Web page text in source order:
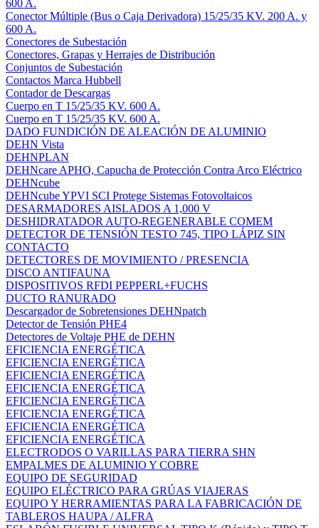
600 A.
Conector Múltiple (Bus o Caja Derivadora) 15/25/35 KV. 200 A. y
600 A.
Conectores de Subestación
Conectores, Grapas y Herrajes de Distribución
Conjuntos de Subestación
Contactos Marca Hubbell
Contador de Descargas
Cuerpo en T 15/25/35 KV. 600 A.
Cuerpo en T 15/25/35 KV. 600 A.
DADO FUNDICIÓN DE ALEACIÓN DE ALUMINIO
DEHN Vista
DEHNPLAN
DEHNcare APHO, Capucha de Protección Contra Arco Eléctrico
DEHNcube
DEHNcube YPVI SCI Protege Sistemas Fotovoltaicos
DESARMADORES AISLADOS A 1,000 V
DESHIDRATADOR AUTO-REGENERABLE COMEM
DETECTOR DE TENSIÓN TESTO 745, TIPO LÁPIZ SIN
CONTACTO
DETECTORES DE MOVIMIENTO / PRESENCIA
DISCO ANTIFAUNA
DISPOSITIVOS RFDI PEPPERL+FUCHS
DUCTO RANURADO
Descargador de Sobretensiones DEHNpatch
Detector de Tensión PHE4
Detectores de Voltaje PHE de DEHN
EFICIENCIA ENERGÉTICA
EFICIENCIA ENERGÉTICA
EFICIENCIA ENERGÉTICA
EFICIENCIA ENERGÉTICA
EFICIENCIA ENERGÉTICA
EFICIENCIA ENERGÉTICA
EFICIENCIA ENERGÉTICA
EFICIENCIA ENERGÉTICA
ELECTRODOS O VARILLAS PARA TIERRA SHN
EMPALMES DE ALUMINIO Y COBRE
EQUIPO DE SEGURIDAD
EQUIPO ELÉCTRICO PARA GRÚAS VIAJERAS
EQUIPO Y HERRAMIENTAS PARA LA FABRICACIÓN DE
TABLEROS HAUPA / ALFRA